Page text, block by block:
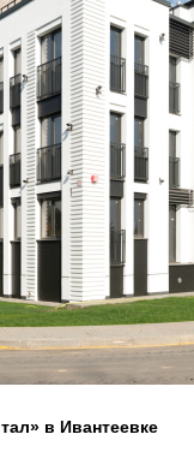
в Ивантеевке